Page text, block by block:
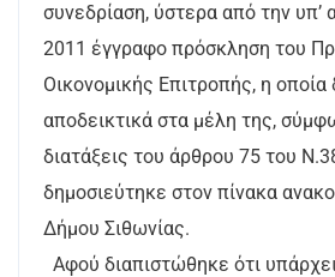
συνεδρίαση, ύστερα από την υπ’
2011 έγγραφο πρόσκληση του
Οικονομικής Επιτροπής, η
αποδεικτικά στα μέλη της,
διατάξεις του άρθρου 75 του
δημοσιεύτηκε στον πίνακα
Δήμου Σιθωνίας.
Αφού διαπιστώθηκε ότι